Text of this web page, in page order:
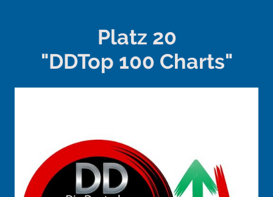
Platz 20
"DDTop 100 Charts"